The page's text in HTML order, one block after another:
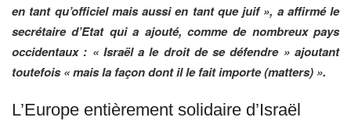
en tant qu’officiel mais aussi en tant que juif », a affirmé le
secrétaire d’Etat qui a ajouté, comme de nombreux pays
occidentaux : « Israël a le droit de se défendre » ajoutant
toutefois « mais la façon dont il le fait importe (matters) ».
L’Europe entièrement solidaire d’Israël